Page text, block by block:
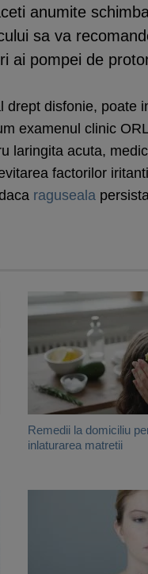
anumite
sa va
ai pompei de
drept disfonie, poate
examenul clinic
laringita acuta,
factorilor
raguseala
Remedii la domiciliu
inlaturarea matretii